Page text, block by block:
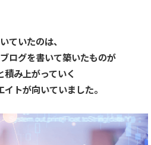
ていたのは、
ログを書いて築いたものが
積み上がっていく
トが向いていました。